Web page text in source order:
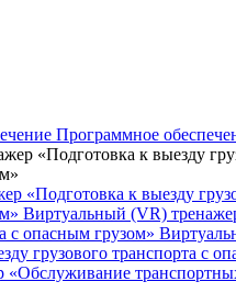
Программное
«Подготовка к выезду